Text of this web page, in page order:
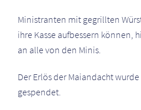
Ministranten mit gegrillten
ihre Kasse aufbessern können,
an alle von den Minis.
Der Erlös der Maiandacht
gespendet.